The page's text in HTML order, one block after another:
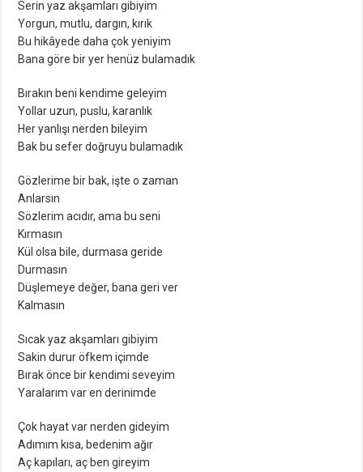
Serin yaz akşamları gibiyim
Yorgun, mutlu, dargın, kırık
Bu hikâyede daha çok yeniyim
Bana göre bir yer henüz bulamadık
Bırakın beni kendime geleyim
Yollar uzun, puslu, karanlık
Her yanlışı nerden bileyim
Bak bu sefer doğruyu bulamadık
Gözlerime bir bak, işte o zaman
Anlarsın
Sözlerim acıdır, ama bu seni
Kırmasın
Kül olsa bile, durmasa geride
Durmasın
Düşlemeye değer, bana geri ver
Kalmasın
Sıcak yaz akşamları gibiyim
Sakin durur öfkem içimde
Bırak önce bir kendimi seveyim
Yaralarım var en derinimde
Çok hayat var nerden gideyim
Adımım kısa, bedenim ağır
Aç kapıları, aç ben gireyim